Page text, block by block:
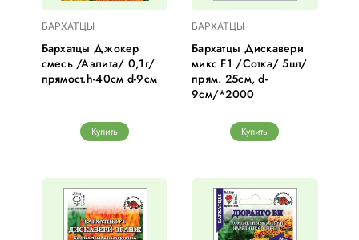
БАРХАТЦЫ
Бархатцы Джокер
смесь /Аэлита/ 0,1г/
прямост.h-40см d-9см
Купить
БАРХАТЦЫ
Бархатцы Дискавери
микс F1 /Сотка/ 5шт/
прям. 25см, d-
9см/*2000
Купить